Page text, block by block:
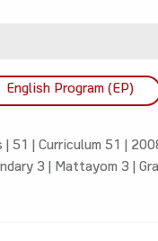
English Program (EP)
| 51 | Curriculum 51 |
3 | Mattayom 3 |